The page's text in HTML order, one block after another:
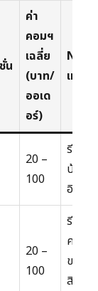
น
ค่า
คอมฯ
เฉลี่ย
(บาท/
ออเด
อร์)
เทนต์
20 –
100
รีวิวสิ
บ้าน,
อิเล็ก
20 –
100
รีวิวสิ
ความ
ของใ
สินค้า